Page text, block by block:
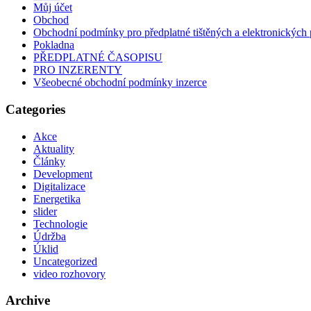
Můj účet
Obchod
Obchodní podmínky pro předplatné tištěných a elektronických
Pokladna
PŘEDPLATNÉ ČASOPISU
PRO INZERENTY
Všeobecné obchodní podmínky inzerce
Categories
Akce
Aktuality
Články
Development
Digitalizace
Energetika
slider
Technologie
Údržba
Úklid
Uncategorized
video rozhovory
Archive